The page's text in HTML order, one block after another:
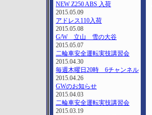
NEW Z250 ABS 入荷
2015.05.09
アドレス110入荷
2015.05.08
G/W 立山 雪の大谷
2015.05.07
二輪車安全運転実技講習会
2015.04.30
毎週木曜日20時 6チャンネル
2015.04.26
GWのお知らせ
2015.04.03
二輪車安全運転実技講習会
2015.03.19